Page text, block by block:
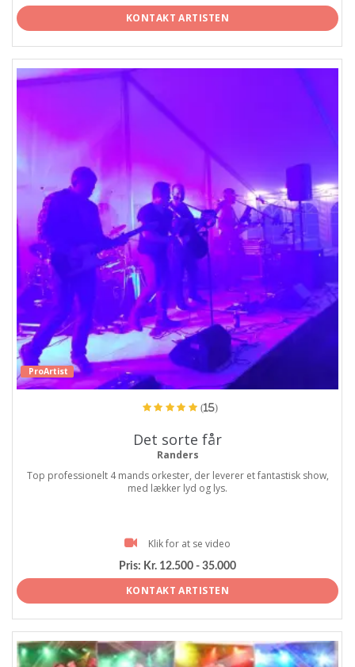
KONTAKT ARTISTEN
ProArtist
(15)
Det sorte får
Randers
Top professionelt 4 mands orkester, der leverer et fantastisk show,
med lækker lyd og lys.
Klik for at se video
Pris: Kr. 12.500 - 35.000
KONTAKT ARTISTEN